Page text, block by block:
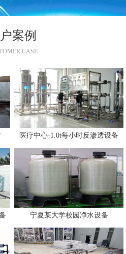
案例
CASE
医疗中心-1.0t每小时反渗透设备
宁夏某大学校园净水设备